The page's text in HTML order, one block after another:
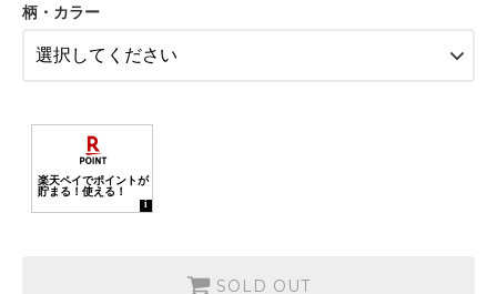
柄・カラー
SOLD OUT